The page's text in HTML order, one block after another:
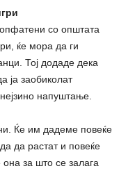
со општата
ќе мора да ги
Тој додаде дека
ја заобиколат
напуштање.
Ќе им дадеме повеќе
да растат и повеќе
за што се залага